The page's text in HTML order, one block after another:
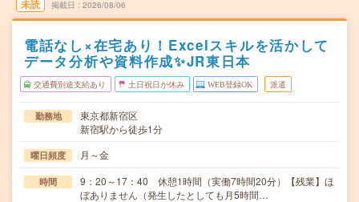
未読 掲載日 2026/08/06
電話なし×在宅あり！Excelスキルを活かして
データ分析や資料作成✨JR東日本
交通費別途支給あり 土日祝日が休み WEB登録OK 派遣
勤務地
東京都新宿区
新宿駅から徒歩1分
曜日頻度 月～金
時間
9：20～17：40 休憩1時間（実働7時間20分）【残業】ほ
ぼありません（発生したとしても月5時間…